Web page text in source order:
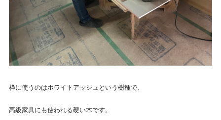
枠に使うのはホワイトアッシュという樹種で、
高級家具にも使われる硬い木です。